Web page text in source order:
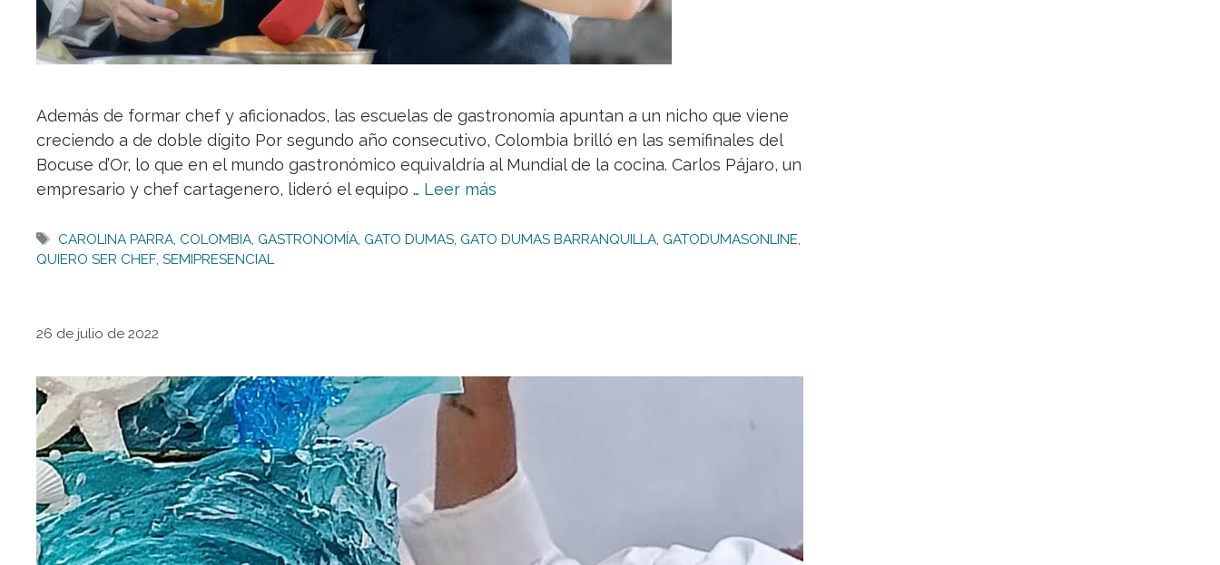
Además de formar chef y aficionados, las escuelas de gastronomía apuntan a un nicho que viene
creciendo a de doble dígito Por segundo año consecutivo, Colombia brilló en las semifinales del
Bocuse d’Or, lo que en el mundo gastronómico equivaldría al Mundial de la cocina. Carlos Pájaro, un
empresario y chef cartagenero, lideró el equipo … Leer más
Etiquetas
CAROLINA PARRA,COLOMBIA,GASTRONOMÍA,GATO DUMAS,GATO DUMAS BARRANQUILLA,GATODUMASONLINE,
QUIERO SER CHEF, SEMIPRESENCIAL
26 de julio de 2022